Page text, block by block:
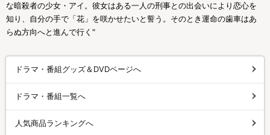
な暗殺者の少女・アイ。彼女はある一人の刑事との出会いにより恋心を
知り、自分の手で「花」を咲かせたいと誓う。そのとき運命の歯車はあ
らぬ方向へと進んで行く"
ドラマ・番組グッズ＆DVDページへ
ドラマ・番組一覧へ
人気商品ランキングへ